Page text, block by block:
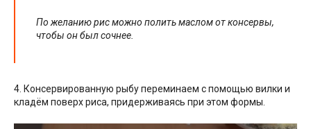
По желанию рис можно полить маслом от консервы,
чтобы он был сочнее.
4. Консервированную рыбу переминаем с помощью вилки и
кладём поверх риса, придерживаясь при этом формы.